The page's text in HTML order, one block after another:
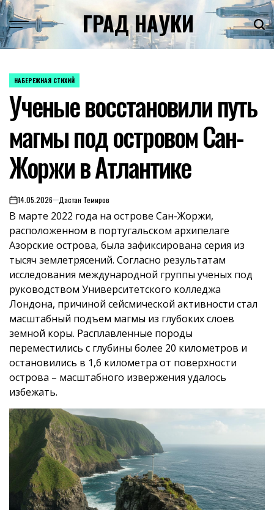
Skip
to
content
ГРАД НАУКИ
POSTED
НАБЕРЕЖНАЯ СТИХИЙ
Ученые восстановили путь
магмы под островом Сан-
Жоржи в Атлантике
on14.05.2026 Дастан Темиров
В марте 2022 года на острове Сан-Жоржи,
расположенном в португальском архипелаге
Азорские острова, была зафиксирована серия из
тысяч землетрясений. Согласно результатам
исследования международной группы ученых под
руководством Университетского колледжа
Лондона, причиной сейсмической активности стал
масштабный подъем магмы из глубоких слоев
земной коры. Расплавленные породы
переместились с глубины более 20 километров и
остановились в 1,6 километра от поверхности
острова – масштабного извержения удалось
избежать.